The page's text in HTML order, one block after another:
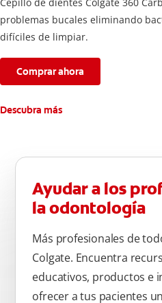
Cepillo de dientes Colgate 360
problemas bucales eliminando
difíciles de limpiar.
Comprar ahora
Descubra más
Ayudar a los
la odontología
Más profesionales de
Colgate. Encuentra
educativos, productos e
ofrecer a tus pacientes